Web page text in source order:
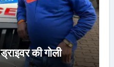
की गोली